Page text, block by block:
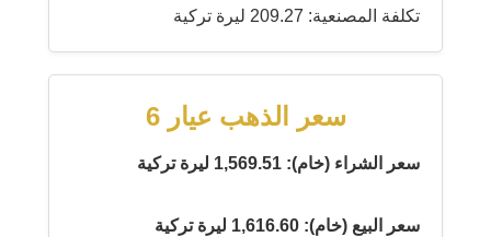
تكلفة المصنعية: 209.27 ليرة تركية
سعر الذهب عيار 6
سعر الشراء (خام): 1,569.51 ليرة تركية
سعر البيع (خام): 1,616.60 ليرة تركية